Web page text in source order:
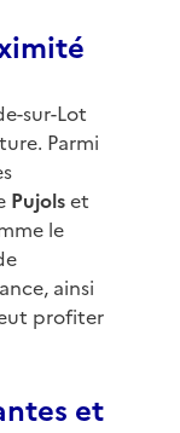
sur-Lot
Parmi
Pujolset
le
ainsi
profiter
et